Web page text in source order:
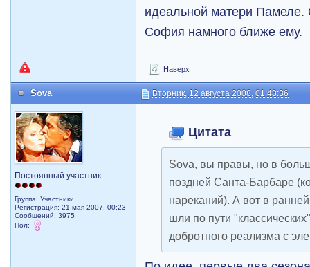
идеальной матери Памеле.
София намного ближе ему.
Наверх
Sova Вторник, 12 августа 2008, 01:48:36
Постоянный участник
Группа: Участники
Регистрация: 21 мая 2007, 00:23
Сообщений: 3975
Пол:
Цитата
Sova, вы правы, но в
поздней Санта-Барбаре
нареканий). А вот в
шли по пути
добротного реализма с